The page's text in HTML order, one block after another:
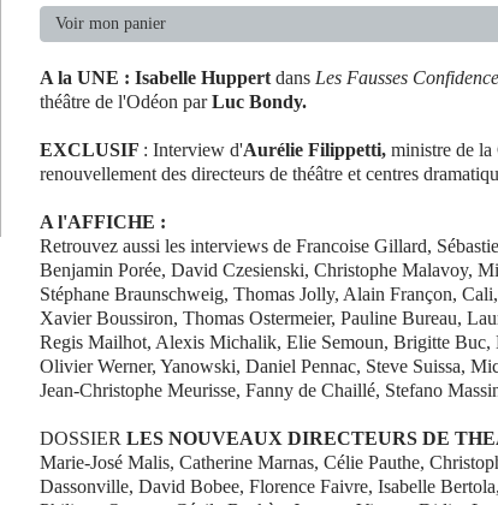
Voir mon panier
A la UNE : Isabelle Huppert dans Les Fausses
théâtre de l'Odéon parLuc Bondy.
EXCLUSIF : Interview d'Aurélie Filippetti, ministre de la
renouvellement des directeurs de théâtre et centres
A l'AFFICHE :
Retrouvez aussi les interviews de Francoise Gillard,
Benjamin Porée, David Czesienski, Christophe Malavoy,
Stéphane Braunschweig, Thomas Jolly, Alain Françon,
Xavier Boussiron, Thomas Ostermeier, Pauline Bureau,
Regis Mailhot, Alexis Michalik, Elie Semoun, Brigitte Buc,
Olivier Werner, Yanowski, Daniel Pennac, Steve Suissa,
Jean-Christophe Meurisse, Fanny de Chaillé, Stefano
DOSSIER LES NOUVEAUX DIRECTEURS DE
Marie-José Malis, Catherine Marnas, Célie Pauthe,
Dassonville, David Bobee, Florence Faivre, Isabelle